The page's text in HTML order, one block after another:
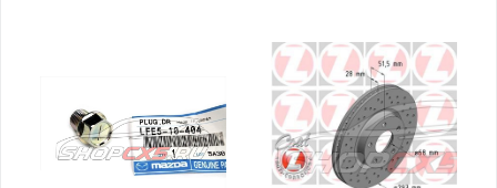
наиболее удобный
для Вас
Профессиональная
консультация
мы знаем о Mazda CX-
5 все